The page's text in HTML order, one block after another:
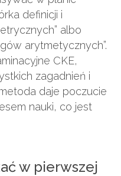
definicji i
albo
arytmetycznych”.
CKE,
zagadnień i
daje poczucie
nauki, co jest
w pierwszej